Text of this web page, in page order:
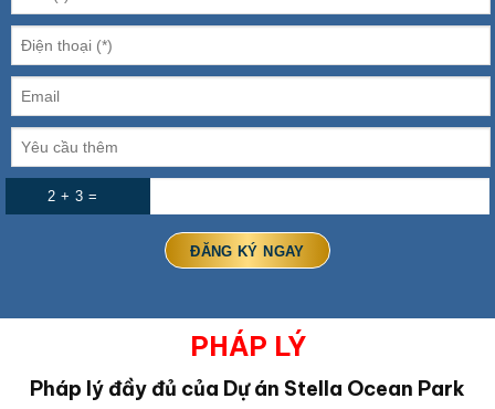
2 + 3 =
PHÁP LÝ
Pháp lý đầy đủ của Dự án Stella Ocean Park